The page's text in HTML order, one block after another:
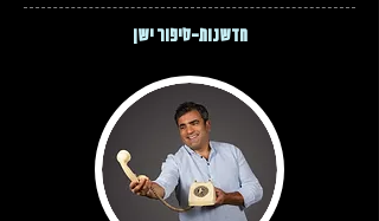
חדשנות-סיפור ישן